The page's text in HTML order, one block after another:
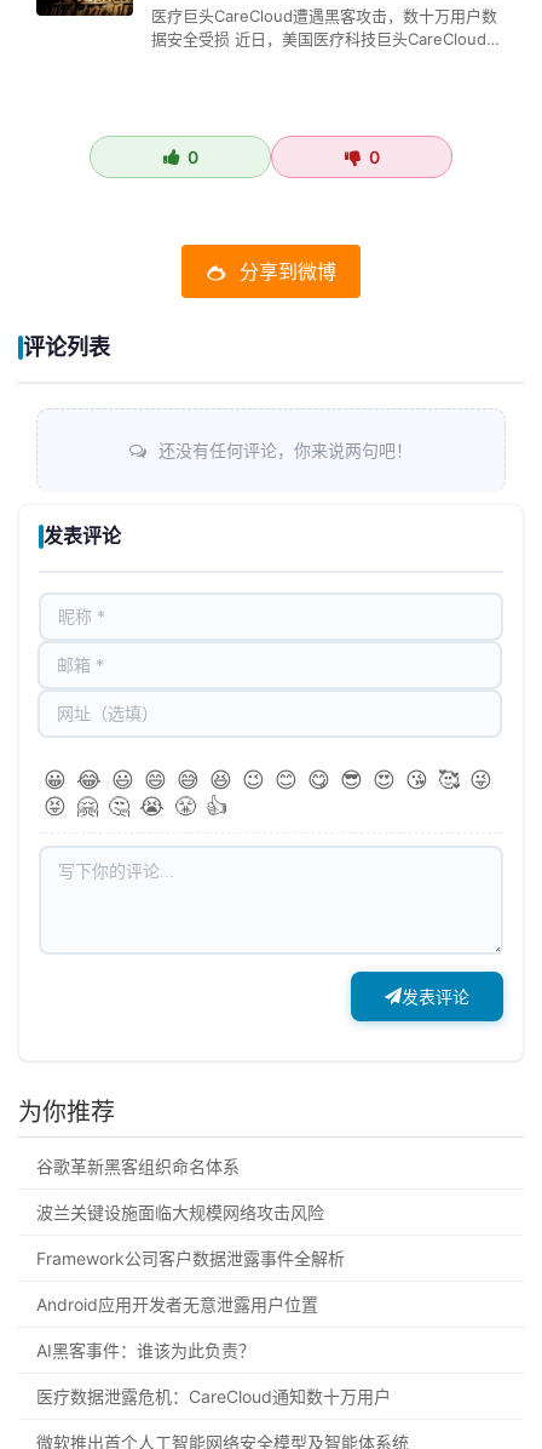
医疗巨头CareCloud遭遇黑客攻击，数十万用户数
据安全受损 近日，美国医疗科技巨头CareCloud开
0 0
分享到微博
评论列表
还没有任何评论，你来说两句吧！
发表评论
😀 😂 😃 😄 😅 😆 😉 😊 😋 😎 😍 😘 🥰 😜
😝 🤗 🤔 😭 😤 👍
发表评论
为你推荐
谷歌革新黑客组织命名体系
波兰关键设施面临大规模网络攻击风险
Framework公司客户数据泄露事件全解析
Android应用开发者无意泄露用户位置
AI黑客事件：谁该为此负责？
医疗数据泄露危机：CareCloud通知数十万用户
微软推出首个人工智能网络安全模型及智能体系统